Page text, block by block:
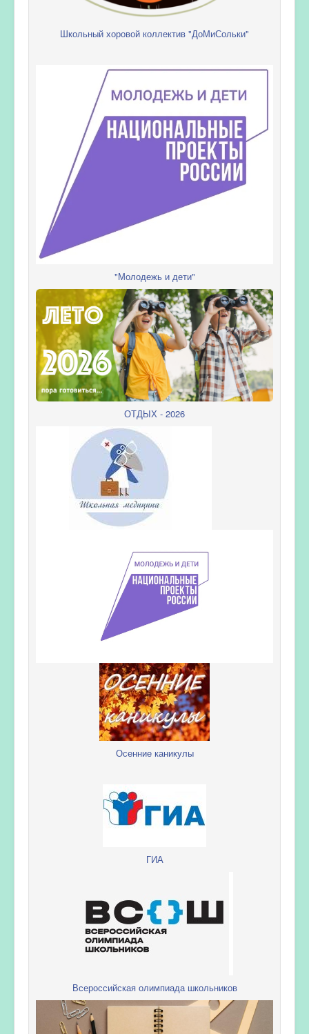
Школьный хоровой коллектив "ДоМиСольки"
"Молодежь и дети"
ОТДЫХ - 2026
Осенние каникулы
ГИА
Всероссийская олимпиада школьников